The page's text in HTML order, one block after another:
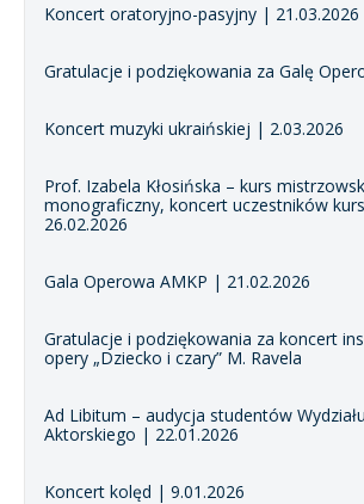
Koncert oratoryjno-pasyjny | 21.03.2026
Gratulacje i podziękowania za Galę
Koncert muzyki ukraińskiej | 2.03.2026
Prof. Izabela Kłosińska – kurs
monograficzny, koncert uczestników
26.02.2026
Gala Operowa AMKP | 21.02.2026
Gratulacje i podziękowania za koncert
opery „Dziecko i czary” M. Ravela
Ad Libitum – audycja studentów
Aktorskiego | 22.01.2026
Koncert kolęd | 9.01.2026